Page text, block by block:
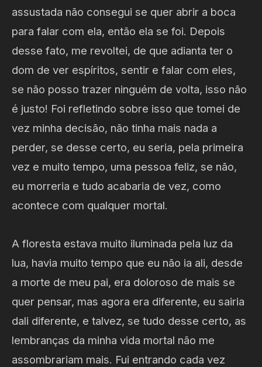
assustada não consegui se quer abrir a boca
para falar com ela, então ela se foi. Depois
desse fato, me revoltei, de que adianta ter o
dom de ver espíritos, sentir e falar com eles,
se não posso trazer ninguém de volta, isso não
é justo! Foi refletindo sobre isso que tomei de
vez minha decisão, não tinha mais nada a
perder, se desse certo, eu seria, pela primeira
vez e muito tempo, uma pessoa feliz, se não,
eu morreria e tudo acabaria de vez, como
acontece com qualquer mortal.
A floresta estava muito iluminada pela luz da
lua, havia muito tempo que eu não ia ali, desde
a morte de meu pai, era doloroso de mais se
quer pensar, mas agora era diferente, eu sairia
dali diferente, e talvez, se tudo desse certo, as
lembranças da minha vida mortal não me
assombrariam mais. Fui entrando cada vez